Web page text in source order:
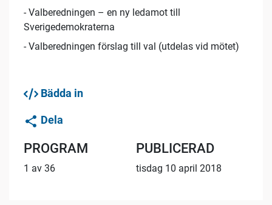
- Valberedningen – en ny ledamot till
Sverigedemokraterna
- Valberedningen förslag till val (utdelas vid mötet)
Bädda in
Dela
PROGRAM
1 av 36
PUBLICERAD
tisdag 10 april 2018